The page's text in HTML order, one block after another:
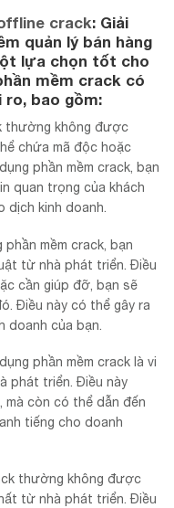
crack: Giải
quản lý bán hàng
lựa chọn tốt cho
mềm crack có
ro, bao gồm:
thường không được
chứa mã độc hoặc
phần mềm crack, bạn
quan trọng của khách
dịch kinh doanh.
mềm crack, bạn
từ nhà phát triển. Điều
cần giúp đỡ, bạn sẽ
Điều này có thể gây ra
doanh của bạn.
phần mềm crack là vi
phát triển. Điều này
mà còn có thể dẫn đến
tiếng cho doanh
thường không được
từ nhà phát triển. Điều